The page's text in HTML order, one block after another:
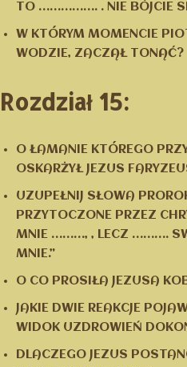
TO ……………. . NIE BÓJCIE
W KTÓRYM MOMENCIE
WODZIE, ZACZĄŁ TONĄĆ?
Rozdział 15:
O ŁAMANIE KTÓREGO
OSKARŻYŁ JEZUS
UZUPEŁNIJ SŁOWA
PRZYTOCZONE PRZEZ
MNIE ………, , LECZ ……….
MNIE.”
O CO PROSIŁA JEZUSA
JAKIE DWIE REAKCJE
WIDOK UZDROWIEŃ
DLACZEGO JEZUS